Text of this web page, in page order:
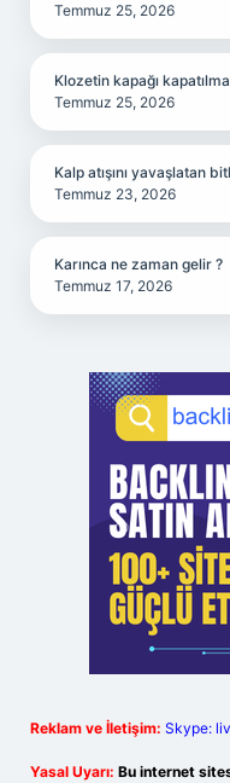
Temmuz 25, 2026
Klozetin kapağı
Temmuz 25, 2026
Kalp atışını yavaşlatan
Temmuz 23, 2026
Karınca ne zaman gelir ?
Temmuz 17, 2026
Reklam ve İletişim: Skype:
Yasal Uyarı: Bu internet